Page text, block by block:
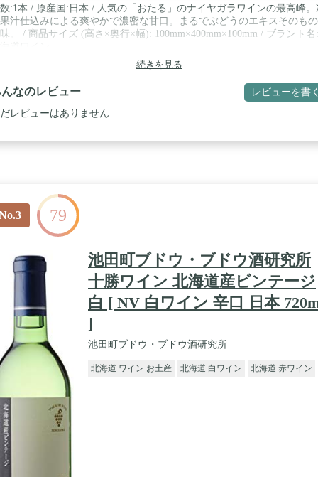
:1本 / 原産国:日本 / 人気の「おたる」のナイヤガラワインの最高峰。
汁仕込みによる爽やかで濃密な甘口。まるでぶどうのエキスそのも
。 / 商品サイズ (高さ×奥行×幅): 100mm×400mm×100mm / ブラント名:
続きを見る
なのレビュー レビューを書
レビューはありません
79
池田町ブドウ・ブドウ酒研究所
十勝ワイン 北海道産ビンテージ
白 [ NV 白ワイン 辛口 日本
]
池田町ブドウ・ブドウ酒研究所
北海道 ワイン お土産 北海道 白ワイン 北海道 赤ワイン